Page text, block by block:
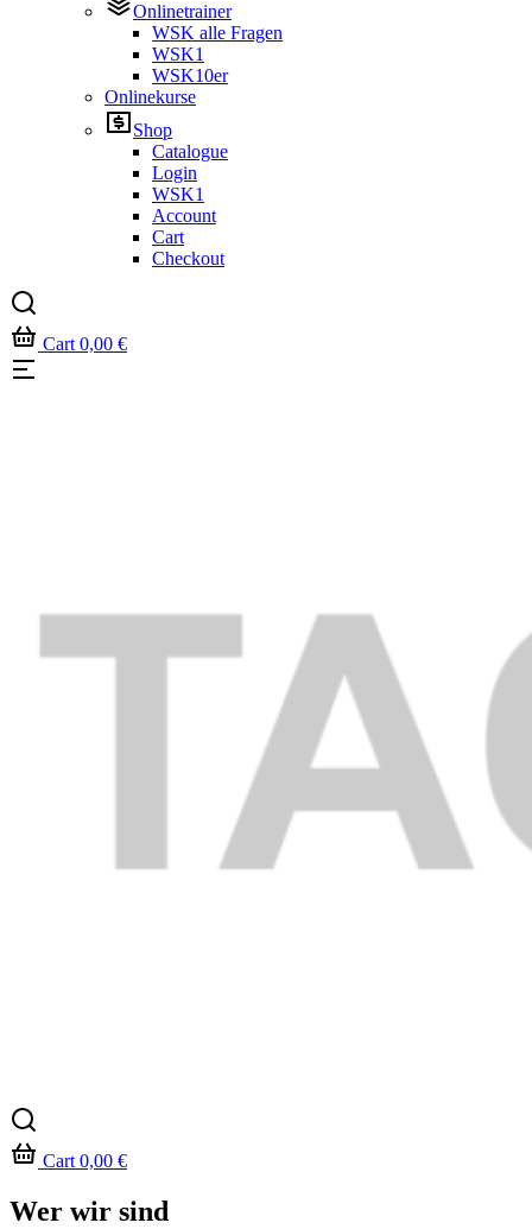
Onlinetrainer
WSK alle Fragen
WSK1
WSK10er
Onlinekurse
Shop
Catalogue
Login
WSK1
Account
Cart
Checkout
Cart0,00 €
Cart0,00 €
Wer wir sind